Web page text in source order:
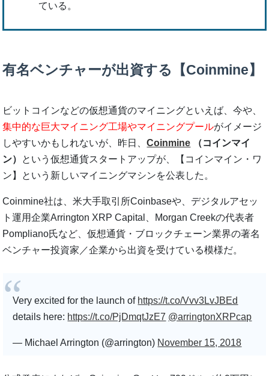
ている。
有名ベンチャーが出資する【Coinmine】
ビットコインなどの仮想通貨のマイニングといえば、今や、
集中的な巨大マイニング工場やマイニングプールがイメージ
しやすいかもしれないが、昨日、Coinmine （コインマイ
ン） という仮想通貨スタートアップが、【コインマイン・ワ
ン】という新しいマイニングマシンを公表した。
Coinmine社は、米大手取引所Coinbaseや、デジタルアセッ
ト運用企業Arrington XRP Capital、Morgan Creekの代表者
Pompliano氏など、仮想通貨・ブロックチェーン業界の著名
ベンチャー投資家／企業から出資を受けている模様だ。
Very excited for the launch of https://t.co/Vvv3LvJBEd
details here: https://t.co/PjDmqtJzE7 @arringtonXRPcap
— Michael Arrington (@arrington) November 15, 2018